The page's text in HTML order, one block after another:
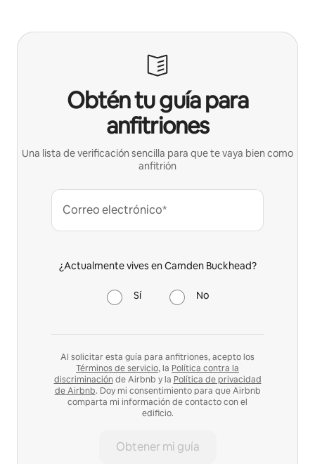
Obtén tu guía para
anfitriones
Una lista de verificación sencilla para que te vaya bien como
anfitrión
Correo electrónico*
¿Actualmente vives en Camden Buckhead?
Sí No
Al solicitar esta guía para anfitriones, acepto los
Términos de servicio, la Política contra la
discriminación de Airbnb y la Política de privacidad
de Airbnb. Doy mi consentimiento para que Airbnb
comparta mi información de contacto con el
edificio.
Obtener mi guía